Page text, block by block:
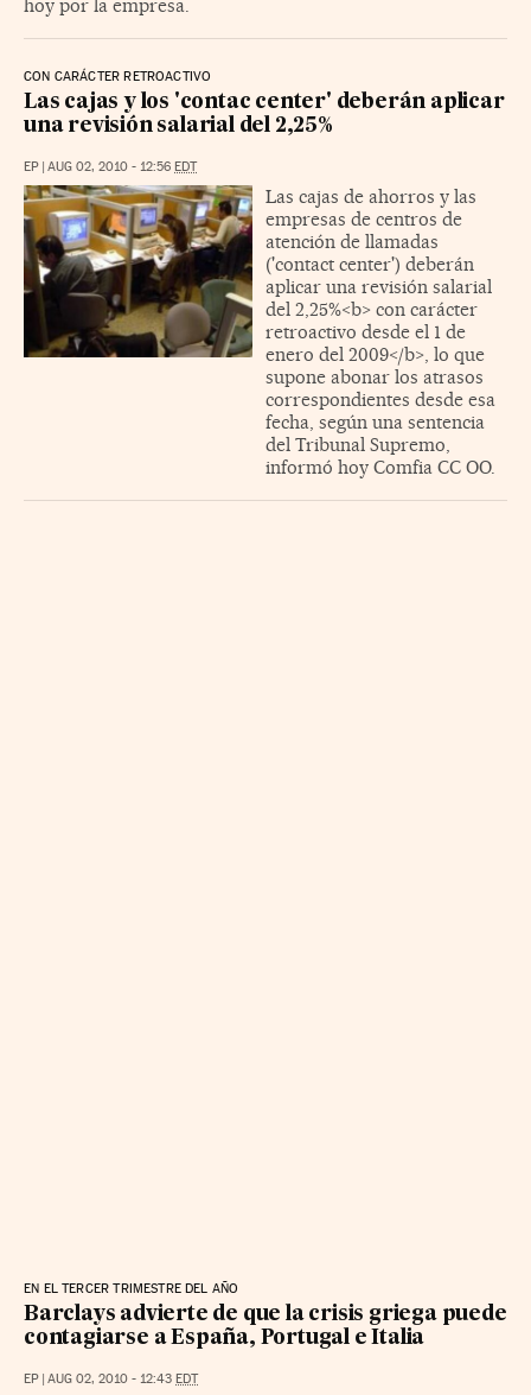
hoy por la empresa.
CON CARÁCTER RETROACTIVO
Las cajas y los 'contac center' deberán aplicar
una revisión salarial del 2,25%
EP | AUG 02, 2010 - 12:56 EDT
Las cajas de ahorros y las
empresas de centros de
atención de llamadas
('contact center') deberán
aplicar una revisión salarial
del 2,25%<b> con carácter
retroactivo desde el 1 de
enero del 2009</b>, lo que
supone abonar los atrasos
correspondientes desde esa
fecha, según una sentencia
del Tribunal Supremo,
informó hoy Comfia CC OO.
EN EL TERCER TRIMESTRE DEL AÑO
Barclays advierte de que la crisis griega puede
contagiarse a España, Portugal e Italia
EP | AUG 02, 2010 - 12:43 EDT